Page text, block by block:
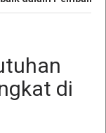
di